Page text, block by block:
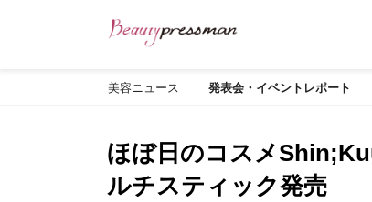
美容ニュース 発表会・イベントレポート
ほぼ日のコスメ
ルチスティック発売